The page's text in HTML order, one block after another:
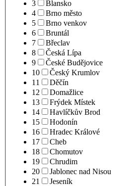
3
Blansko
4
Brno město
5
Brno venkov
6
Bruntál
7
Břeclav
8
Česká Lípa
9
České Budějovice
10
Český Krumlov
11
Děčín
12
Domažlice
13
Frýdek Místek
14
Havlíčkův Brod
15
Hodonín
16
Hradec Králové
17
Cheb
18
Chomutov
19
Chrudim
20
Jablonec nad Nisou
21
Jeseník